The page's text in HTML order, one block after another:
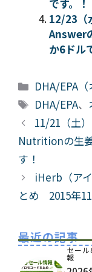
です。！
12/23（
Answer
か6ドル
カ
テ
リ
ー
DHA/EPA（
タ
グ
DHA/EPA、
11/21（土
Nutritionの生
す！
iHerb（ア
とめ 2015年
最近の記事
セー
報